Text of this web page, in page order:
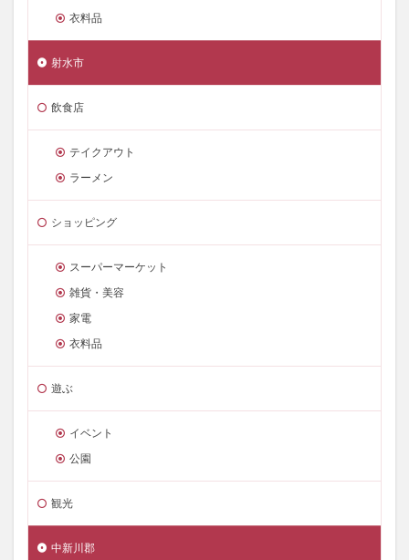
衣料品
射水市
飲食店
テイクアウト
ラーメン
ショッピング
スーパーマーケット
雑貨・美容
家電
衣料品
遊ぶ
イベント
公園
観光
中新川郡